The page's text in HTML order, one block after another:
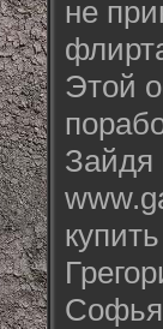
не
Этой
Зайдя
Софья